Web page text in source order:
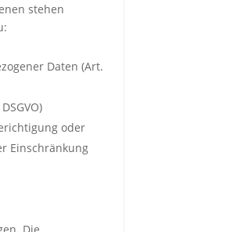
stehen
Daten (Art.
oder
Einschränkung